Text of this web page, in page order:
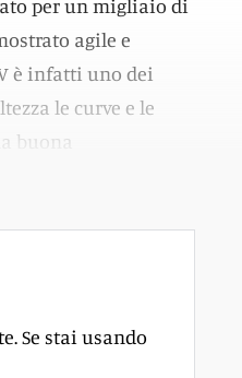
per un migliaio di
agile e
è infatti uno dei
le curve e le
buona
Se stai usando